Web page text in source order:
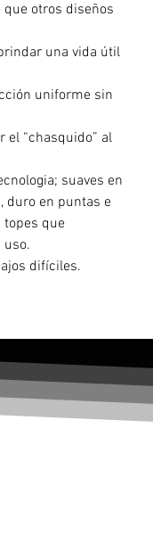
otros diseños
una vida útil
uniforme sin
el “chasquido” al
suaves en
duro en puntas e
que
uso.
difíciles.